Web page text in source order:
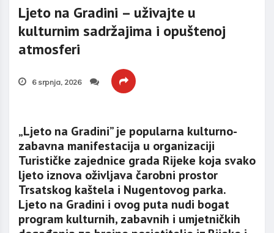
Ljeto na Gradini – uživajte u
kulturnim sadržajima i opuštenoj
atmosferi
6 srpnja, 2026
„Ljeto na Gradini” je popularna kulturno-
zabavna manifestacija u organizaciji
Turističke zajednice grada Rijeke koja svako
ljeto iznova oživljava čarobni prostor
Trsatskog kaštela i Nugentovog parka.
Ljeto na Gradini i ovog puta nudi bogat
program kulturnih, zabavnih i umjetničkih